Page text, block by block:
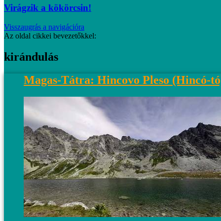
Virágzik a kökörcsin!
Visszaugrás a navigációra
Az oldal cikkei bevezetőkkel:
kirándulás
Magas-Tátra: Hincovo Pleso (Hincó-